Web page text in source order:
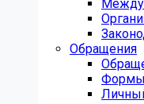
Обращения
Формы